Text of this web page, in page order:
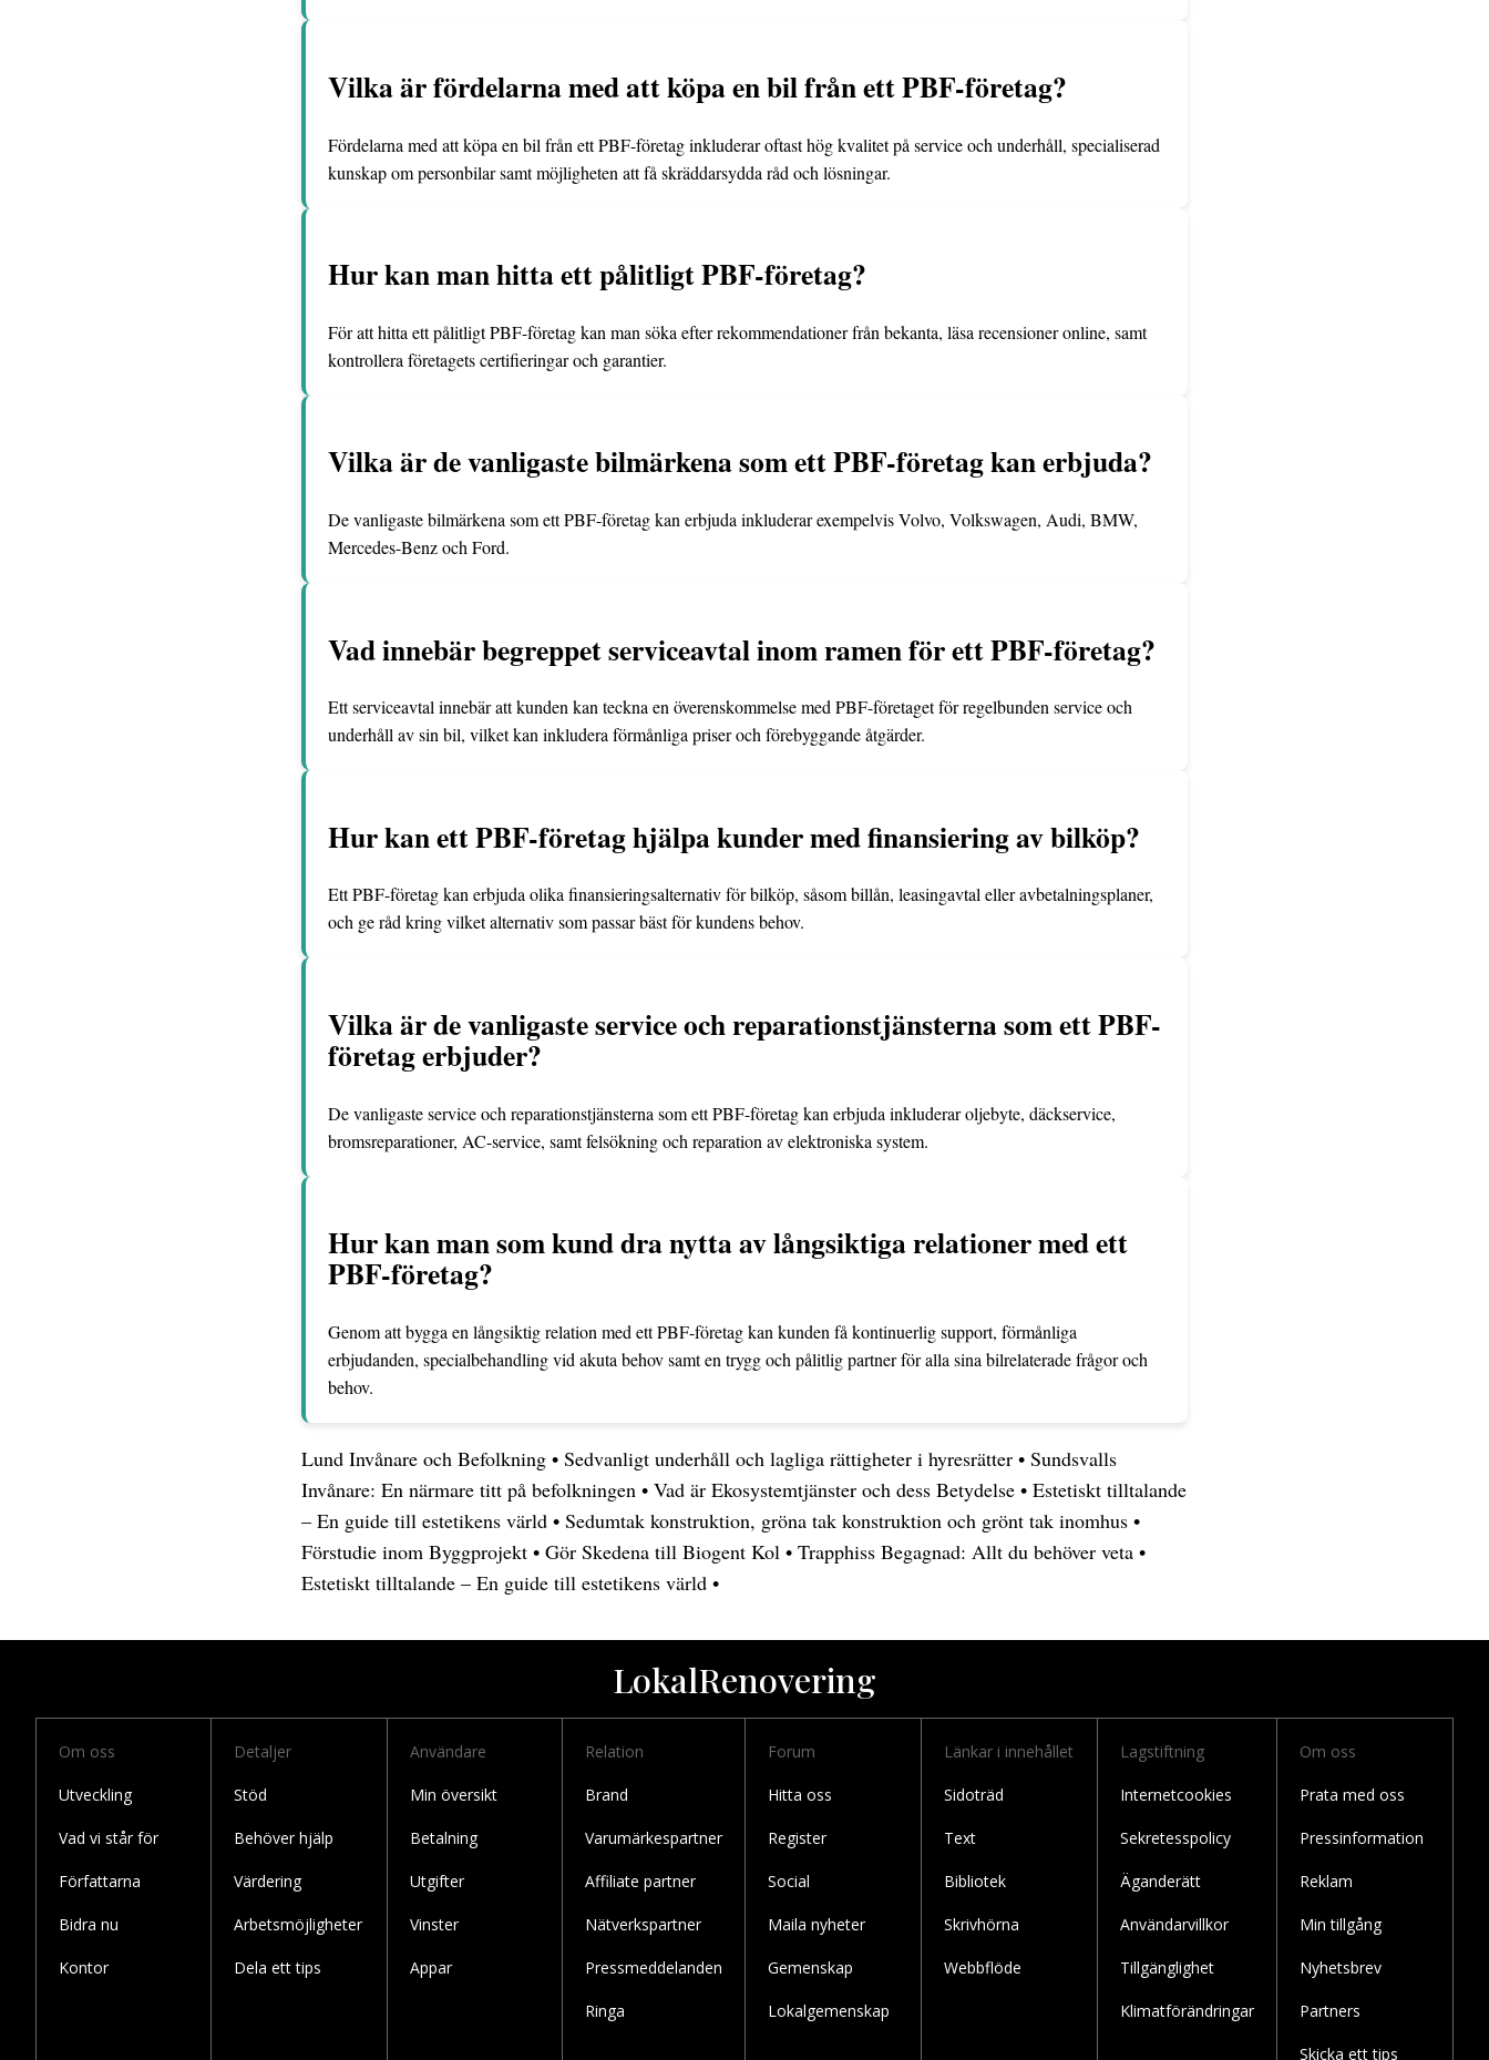
Vilka är fördelarna med att köpa en bil från ett PBF-företag?
Fördelarna med att köpa en bil från ett PBF-företag inkluderar oftast hög kvalitet på service och underhåll, specialiserad
kunskap om personbilar samt möjligheten att få skräddarsydda råd och lösningar.
Hur kan man hitta ett pålitligt PBF-företag?
För att hitta ett pålitligt PBF-företag kan man söka efter rekommendationer från bekanta, läsa recensioner online, samt
kontrollera företagets certifieringar och garantier.
Vilka är de vanligaste bilmärkena som ett PBF-företag kan erbjuda?
De vanligaste bilmärkena som ett PBF-företag kan erbjuda inkluderar exempelvis Volvo, Volkswagen, Audi, BMW,
Mercedes-Benz och Ford.
Vad innebär begreppet serviceavtal inom ramen för ett PBF-företag?
Ett serviceavtal innebär att kunden kan teckna en överenskommelse med PBF-företaget för regelbunden service och
underhåll av sin bil, vilket kan inkludera förmånliga priser och förebyggande åtgärder.
Hur kan ett PBF-företag hjälpa kunder med finansiering av bilköp?
Ett PBF-företag kan erbjuda olika finansieringsalternativ för bilköp, såsom billån, leasingavtal eller avbetalningsplaner,
och ge råd kring vilket alternativ som passar bäst för kundens behov.
Vilka är de vanligaste service och reparationstjänsterna som ett PBF-
företag erbjuder?
De vanligaste service och reparationstjänsterna som ett PBF-företag kan erbjuda inkluderar oljebyte, däckservice,
bromsreparationer, AC-service, samt felsökning och reparation av elektroniska system.
Hur kan man som kund dra nytta av långsiktiga relationer med ett
PBF-företag?
Genom att bygga en långsiktig relation med ett PBF-företag kan kunden få kontinuerlig support, förmånliga
erbjudanden, specialbehandling vid akuta behov samt en trygg och pålitlig partner för alla sina bilrelaterade frågor och
behov.
Lund Invånare och Befolkning • Sedvanligt underhåll och lagliga rättigheter i hyresrätter • Sundsvalls
Invånare: En närmare titt på befolkningen • Vad är Ekosystemtjänster och dess Betydelse • Estetiskt tilltalande
– En guide till estetikens värld • Sedumtak konstruktion, gröna tak konstruktion och grönt tak inomhus •
Förstudie inom Byggprojekt • Gör Skedena till Biogent Kol • Trapphiss Begagnad: Allt du behöver veta •
Estetiskt tilltalande – En guide till estetikens värld •
LokalRenovering
Om oss
Prata med oss
Pressinformation
Reklam
Min tillgång
Nyhetsbrev
Partners
Skicka ett tips
Om oss
Utveckling
Vad vi står för
Författarna
Bidra nu
Kontor
Detaljer
Stöd
Behöver hjälp
Värdering
Arbetsmöjligheter
Dela ett tips
Användare
Min översikt
Betalning
Utgifter
Vinster
Appar
Relation
Brand
Varumärkespartner
Affiliate partner
Nätverkspartner
Pressmeddelanden
Ringa
Forum
Hitta oss
Register
Social
Maila nyheter
Gemenskap
Lokalgemenskap
Länkar i innehållet
Sidoträd
Text
Bibliotek
Skrivhörna
Webbflöde
Lagstiftning
Internetcookies
Sekretesspolicy
Äganderätt
Användarvillkor
Tillgänglighet
Klimatförändringar